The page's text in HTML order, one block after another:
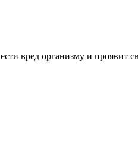
вред организму и проявит